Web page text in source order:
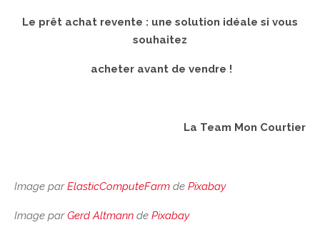
Le prêt achat revente : une solution idéale si vous
souhaitez
acheter avant de vendre !
La Team Mon Courtier
Image parElasticComputeFarm de Pixabay
Image parGerd Altmann de Pixabay